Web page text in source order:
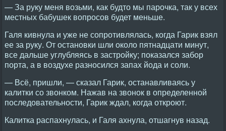
— За руку меня возьми, как будто мы парочка, так у всех
местных бабушек вопросов будет меньше.
Галя кивнула и уже не сопротивлялась, когда Гарик взял
ее за руку. От остановки шли около пятнадцати минут,
все дальше углубляясь в застройку; показался забор
порта, а в воздухе разносился запах йода и соли.
— Всё, пришли, — сказал Гарик, останавливаясь у
калитки со звонком. Нажав на звонок в определенной
последовательности, Гарик ждал, когда откроют.
Калитка распахнулась, и Галя ахнула, отшагнув назад.